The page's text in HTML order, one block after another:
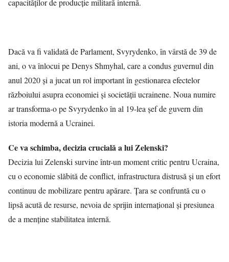
capacităților de producție militară internă.
Dacă va fi validată de Parlament, Svyrydenko, în vârstă de 39 de
ani, o va înlocui pe Denys Shmyhal, care a condus guvernul din
anul 2020 și a jucat un rol important în gestionarea efectelor
războiului asupra economiei și societății ucrainene. Noua numire
ar transforma-o pe Svyrydenko în al 19-lea șef de guvern din
istoria modernă a Ucrainei.
Ce va schimba, decizia crucială a lui Zelenski?
Decizia lui Zelenski survine într-un moment critic pentru Ucraina,
cu o economie slăbită de conflict, infrastructura distrusă și un efort
continuu de mobilizare pentru apărare. Țara se confruntă cu o
lipsă acută de resurse, nevoia de sprijin internațional și presiunea
de a menține stabilitatea internă.